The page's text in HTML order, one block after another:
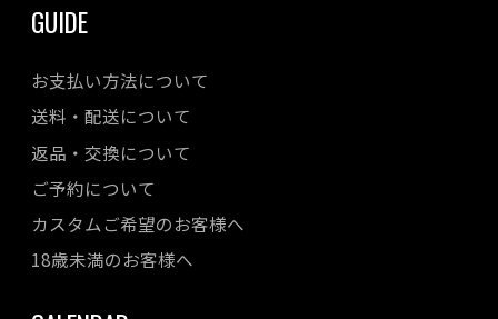
GUIDE
お支払い方法について
送料・配送について
返品・交換について
ご予約について
カスタムご希望のお客様へ
18歳未満のお客様へ